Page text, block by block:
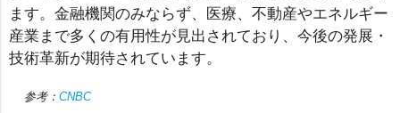
ます。金融機関のみならず、医療、不動産やエネルギー
産業まで多くの有用性が見出されており、今後の発展・
技術革新が期待されています。
参考： CNBC